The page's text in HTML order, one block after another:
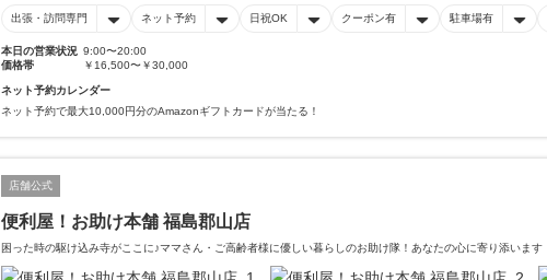
出張・訪問専門 ネット予約 日祝OK クーポン有 駐車場有
本日の営業状況 9:00〜20:00
価格帯
￥16,500〜￥30,000
ネット予約カレンダー
ネット予約で最大10,000円分のAmazonギフトカードが当たる！
店舗公式
便利屋！お助け本舗 福島郡山店
困った時の駆け込み寺がここに♪ママさん・ご高齢者様に優しい暮らしのお助け隊！あなたの心に寄り添います